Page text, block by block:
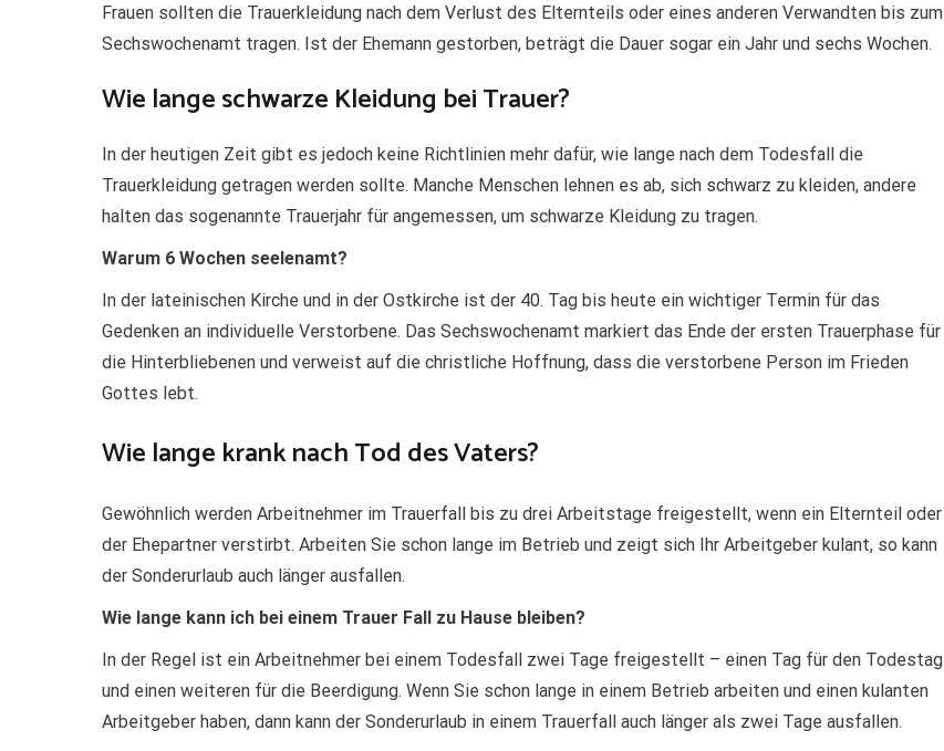
Frauen sollten die Trauerkleidung nach dem Verlust des Elternteils oder eines anderen Verwandten bis zum
Sechswochenamt tragen. Ist der Ehemann gestorben, beträgt die Dauer sogar ein Jahr und sechs Wochen.
Wie lange schwarze Kleidung bei Trauer?
In der heutigen Zeit gibt es jedoch keine Richtlinien mehr dafür, wie lange nach dem Todesfall die
Trauerkleidung getragen werden sollte. Manche Menschen lehnen es ab, sich schwarz zu kleiden, andere
halten das sogenannte Trauerjahr für angemessen, um schwarze Kleidung zu tragen.
Warum 6 Wochen seelenamt?
In der lateinischen Kirche und in der Ostkirche ist der 40. Tag bis heute ein wichtiger Termin für das
Gedenken an individuelle Verstorbene. Das Sechswochenamt markiert das Ende der ersten Trauerphase für
die Hinterbliebenen und verweist auf die christliche Hoffnung, dass die verstorbene Person im Frieden
Gottes lebt.
Wie lange krank nach Tod des Vaters?
Gewöhnlich werden Arbeitnehmer im Trauerfall bis zu drei Arbeitstage freigestellt, wenn ein Elternteil oder
der Ehepartner verstirbt. Arbeiten Sie schon lange im Betrieb und zeigt sich Ihr Arbeitgeber kulant, so kann
der Sonderurlaub auch länger ausfallen.
Wie lange kann ich bei einem Trauer Fall zu Hause bleiben?
In der Regel ist ein Arbeitnehmer bei einem Todesfall zwei Tage freigestellt – einen Tag für den Todestag
und einen weiteren für die Beerdigung. Wenn Sie schon lange in einem Betrieb arbeiten und einen kulanten
Arbeitgeber haben, dann kann der Sonderurlaub in einem Trauerfall auch länger als zwei Tage ausfallen.